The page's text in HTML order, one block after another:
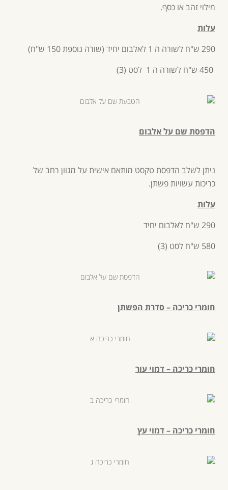
מילוי זהב או כסף.
עלות
290 ש"ח לשורה ה 1 לאלבום יחיד (שורה נוספת 150 ש"ח)
הדפסת שם על אלבום
ניתן לשלב הדפסת טקסט מותאם אישית על מגוון רחב של
כריכות עשויות פשתן.
עלות
290 ש"ח לאלבום יחיד
580 ש"ח לסט (3)
חומרי כריכה – סדרת הפשתן
חומרי כריכה – דמוי עור
חומרי כריכה – דמוי עץ